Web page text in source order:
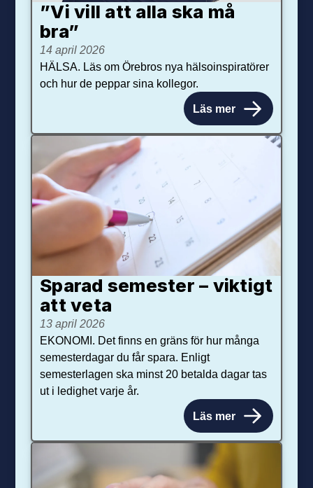
”Vi vill att alla ska må
bra”
14 april 2026
HÄLSA. Läs om Örebros nya hälsoinspiratörer
och hur de peppar sina kollegor.
Läs mer
Sparad semester – viktigt
att veta
13 april 2026
EKONOMI. Det finns en gräns för hur många
semesterdagar du får spara. Enligt
semesterlagen ska minst 20 betalda dagar tas
ut i ledighet varje år.
Läs mer